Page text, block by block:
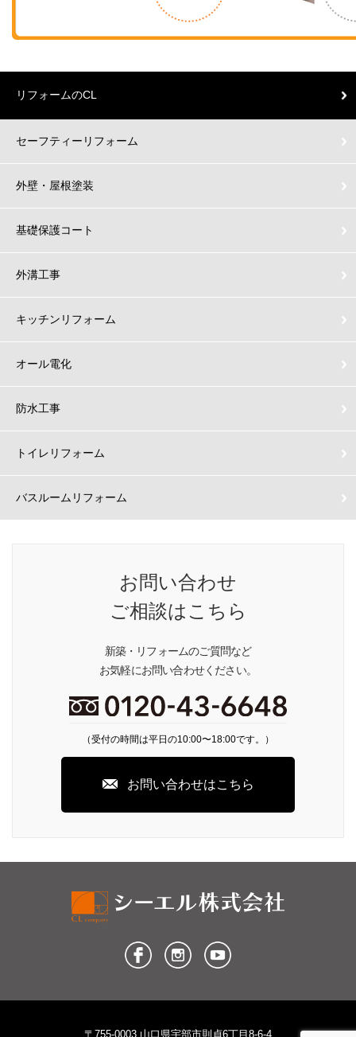
リフォームのCL
セーフティーリフォーム
外壁・屋根塗装
基礎保護コート
外溝工事
キッチンリフォーム
オール電化
防水工事
トイレリフォーム
バスルームリフォーム
お問い合わせ
ご相談はこちら
新築・リフォームのご質問など
お気軽にお問い合わせください。
（受付の時間は平日の10:00〜18:00です。）
お問い合わせはこちら
〒755-0003 山口県宇部市則貞6丁目8-6-4